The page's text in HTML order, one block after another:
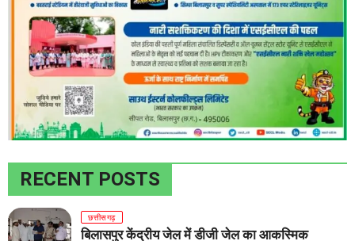
RECENT POSTS
छत्तीसगढ़
बिलासपुर केंद्रीय जेल में डीजी जेल का आकस्मिक